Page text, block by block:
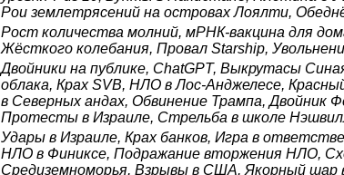
Рои землетрясений на островах Лоялти,
Рост количества молний, мРНК-вакцина для
Жёсткого колебания, Провал Starship,
Двойники на публике, ChatGPT, Выкрутасы
облака, Крах SVB, НЛО в Лос-Анджелесе,
в Северных андах, Обвинение Трампа, Двойник
Протесты в Израиле, Стрельба в школе
Удары в Израиле, Крах банков, Игра в
НЛО в Финиксе, Подражание вторжения НЛО,
Средиземноморья, Взрывы в США, Якорный шар